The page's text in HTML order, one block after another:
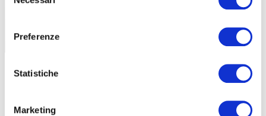
del
Preferenze
Statistiche
Marketing
CLIK VALVE DI SCHWALBE